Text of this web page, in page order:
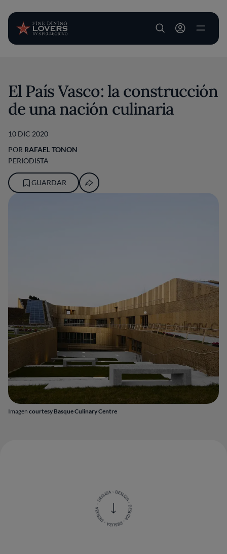
User account
Imagen courtesy Basque Culinary Centre
El País Vasco: la construcción
de una nación culinaria
10 DIC 2020
POR RAFAEL TONON
PERIODISTA
GUARDAR